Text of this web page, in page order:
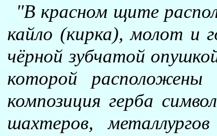
"В красном щите
кайло (кирка), молот и
чёрной зубчатой
которой
композиция герба
шахтеров,